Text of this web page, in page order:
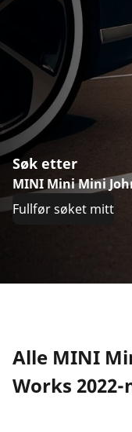
Søk etter
MINI Mini Mini
Fullfør søket mitt
Alle MINI
Works